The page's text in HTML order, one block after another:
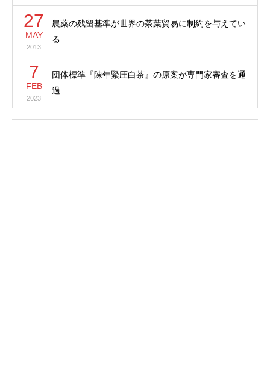
27
MAY
2013
農薬の残留基準が世界の茶葉貿易に制約を与えてい
る
7
FEB
2023
団体標準『陳年緊圧白茶』の原案が専門家審査を通
過